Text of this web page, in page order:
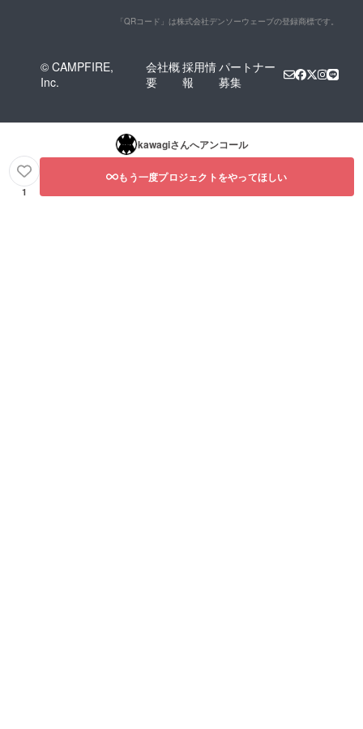
「QRコード」は株式会社デンソーウェーブの登録商標です。
© CAMPFIRE,
Inc.
会社概
要
採用情
報
パートナー
募集
kawagiさんへアンコール
1
もう一度プロジェクトをやってほしい